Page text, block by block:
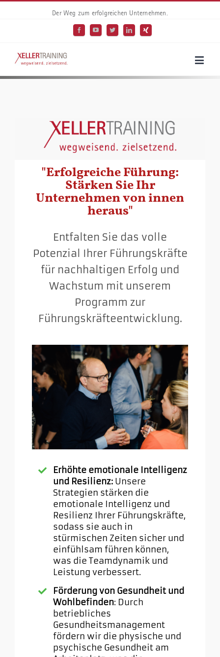
Der Weg zum erfolgreichen Unternehmen.